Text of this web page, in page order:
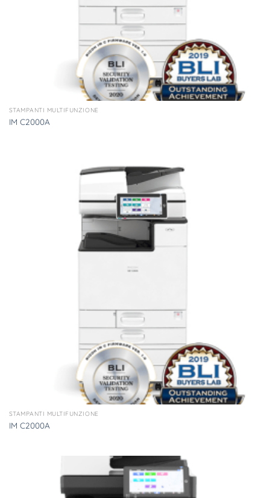
STAMPANTI MULTIFUNZIONE
IM C2000A
STAMPANTI MULTIFUNZIONE
IM C2000A